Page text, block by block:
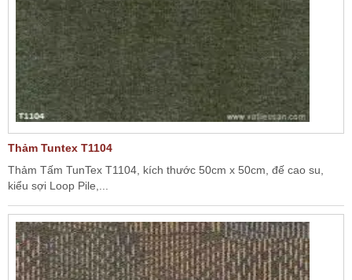
Thảm Tuntex T1104
Thảm Tấm TunTex T1104, kích thước 50cm x 50cm, đế cao su,
kiểu sợi Loop Pile,...